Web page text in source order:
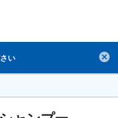
熱中症対策
検索
い